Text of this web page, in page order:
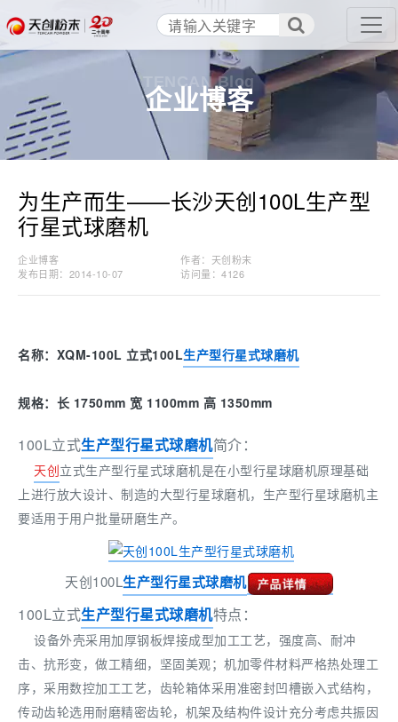
企业博客
TENCAN Blog
为生产而生——长沙天创100L生产型
行星式球磨机
企业博客
作者：天创粉末
发布日期：2014-10-07
访问量：4126
名称：XQM-100L 立式100L生产型行星式球磨机
规格：长 1750mm 宽 1100mm 高 1350mm
100L立式生产型行星式球磨机简介：
天创立式生产型行星式球磨机是在小型行星球磨机原理基础
上进行放大设计、制造的大型行星球磨机，生产型行星球磨机主
要适用于用户批量研磨生产。
天创100L生产型行星式球磨机
100L立式生产型行星式球磨机特点：
设备外壳采用加厚钢板焊接成型加工工艺，强度高、耐冲
击、抗形变，做工精细，坚固美观；机加零件材料严格热处理工
序，采用数控加工工艺，齿轮箱体采用准密封凹槽嵌入式结构，
传动齿轮选用耐磨精密齿轮，机架及结构件设计充分考虑共振因